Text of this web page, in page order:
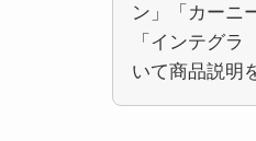
ン」「カーニ
「インテグ
いて商品説明